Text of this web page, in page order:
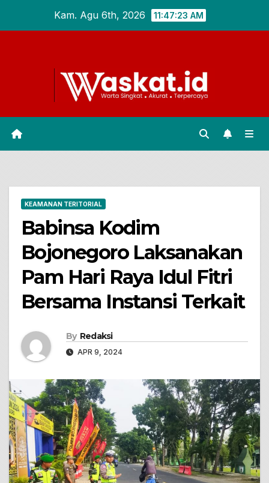
Kam. Agu 6th, 2026 11:47:24 AM
KEAMANAN TERITORIAL
Babinsa Kodim
Bojonegoro Laksanakan
Pam Hari Raya Idul Fitri
Bersama Instansi Terkait
By Redaksi
APR 9, 2024